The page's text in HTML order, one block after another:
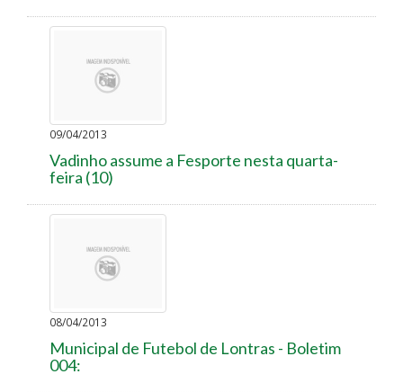
09/04/2013
Vadinho assume a Fesporte nesta quarta-
feira (10)
08/04/2013
Municipal de Futebol de Lontras - Boletim
004: